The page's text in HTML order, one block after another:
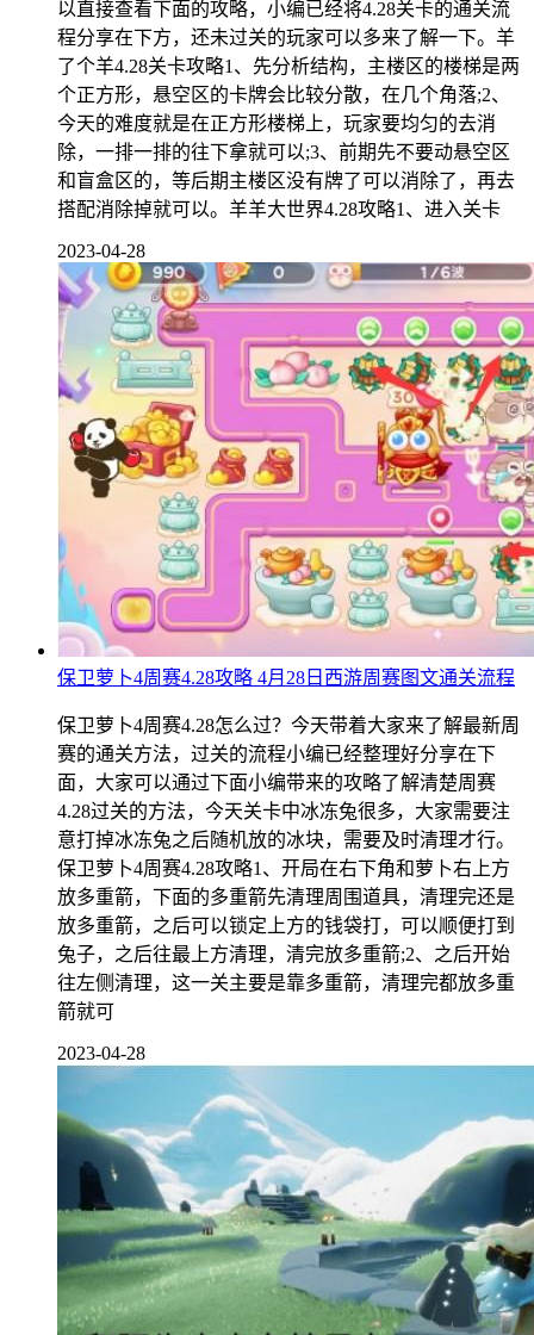
以直接查看下面的攻略，小编已经将4.28关卡的通关流
程分享在下方，还未过关的玩家可以多来了解一下。羊
了个羊4.28关卡攻略1、先分析结构，主楼区的楼梯是两
个正方形，悬空区的卡牌会比较分散，在几个角落;2、
今天的难度就是在正方形楼梯上，玩家要均匀的去消
除，一排一排的往下拿就可以;3、前期先不要动悬空区
和盲盒区的，等后期主楼区没有牌了可以消除了，再去
搭配消除掉就可以。羊羊大世界4.28攻略1、进入关卡
2023-04-28
保卫萝卜4周赛4.28攻略 4月28日西游周赛图文通关流程
保卫萝卜4周赛4.28怎么过？今天带着大家来了解最新周
赛的通关方法，过关的流程小编已经整理好分享在下
面，大家可以通过下面小编带来的攻略了解清楚周赛
4.28过关的方法，今天关卡中冰冻兔很多，大家需要注
意打掉冰冻兔之后随机放的冰块，需要及时清理才行。
保卫萝卜4周赛4.28攻略1、开局在右下角和萝卜右上方
放多重箭，下面的多重箭先清理周围道具，清理完还是
放多重箭，之后可以锁定上方的钱袋打，可以顺便打到
兔子，之后往最上方清理，清完放多重箭;2、之后开始
往左侧清理，这一关主要是靠多重箭，清理完都放多重
箭就可
2023-04-28